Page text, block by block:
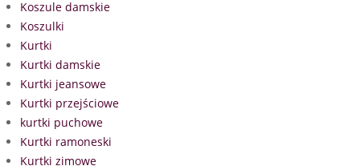
Koszule damskie
Koszulki
Kurtki
Kurtki damskie
Kurtki jeansowe
Kurtki przejściowe
kurtki puchowe
Kurtki ramoneski
Kurtki zimowe